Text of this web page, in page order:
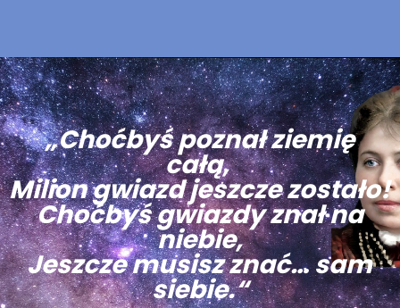
„Choćbyś poznał ziemię
całą,
Milion gwiazd jeszcze zostało!
Choćbyś gwiazdy znał na
niebie,
Jeszcze musisz znać… sam
siebie.“